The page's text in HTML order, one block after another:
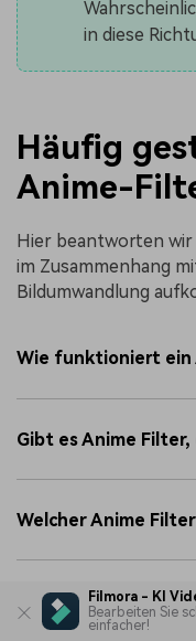
Filmora - KI
Bearbeiten Sie
einfacher!
in diese
Häufig
Anime-
Hier beantworten wir
im Zusammenhang
Bildumwandlung
Wie funktioniert ein
Gibt es Anime
Welcher Anime
Gibt es einen